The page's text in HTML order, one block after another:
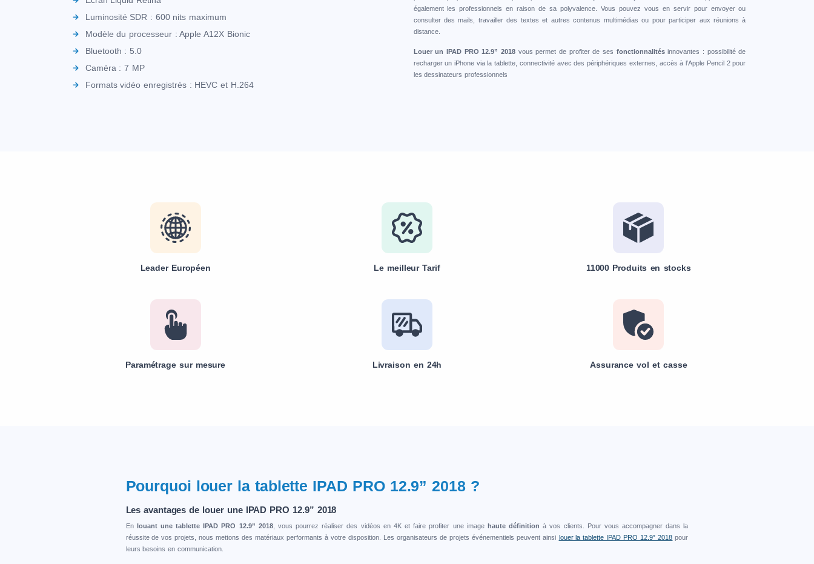
Luminosité SDR : 600 nits maximum
Modèle du processeur : Apple A12X Bionic
Bluetooth : 5.0
Caméra : 7 MP
Formats vidéo enregistrés : HEVC et H.264
également les professionnels en raison de sa polyvalence. Vous pouvez vous en servir pour envoyer ou
consulter des mails, travailler des textes et autres contenus multimédias ou pour participer aux réunions à
distance.
Louer un IPAD PRO 12.9” 2018 vous permet de profiter de ses fonctionnalitésinnovantes : possibilité de
recharger un iPhone via la tablette, connectivité avec des périphériques externes, accès à l’Apple Pencil 2 pour
les dessinateurs professionnels
Leader Européen Le meilleur Tarif 11000 Produits en stocks
Paramétrage sur mesure Livraison en 24h Assurance vol et casse
Pourquoi louer la tablette IPAD PRO 12.9” 2018 ?
Les avantages de louer une IPAD PRO 12.9” 2018
Enlouant une tablette IPAD PRO 12.9” 2018, vous pourrez réaliser des vidéos en 4K et faire profiter une image haute définitionà vos clients. Pour vous accompagner dans la
réussite de vos projets, nous mettons des matériaux performants à votre disposition. Les organisateurs de projets événementiels peuvent ainsi louer la tablette IPAD PRO 12.9” 2018 pour
leurs besoins en communication.